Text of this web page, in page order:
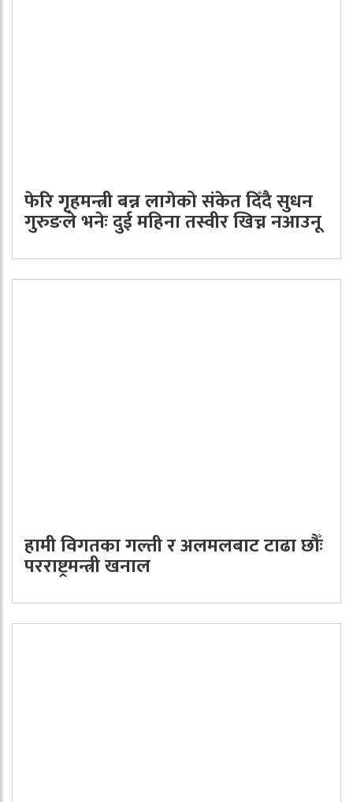
फेरि गृहमन्त्री बन्न लागेको संकेत दिँदै सुधन
गुरुङले भनेः दुई महिना तस्वीर खिच्न नआउनू
हामी विगतका गल्ती र अलमलबाट टाढा छौँः
परराष्ट्रमन्त्री खनाल